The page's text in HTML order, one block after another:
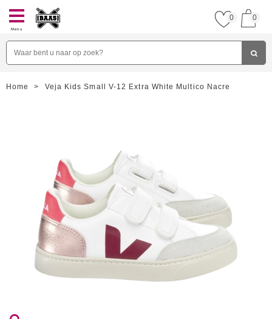
Menu
0 0
Home > Veja Kids Small V-12 Extra White Multico Nacre